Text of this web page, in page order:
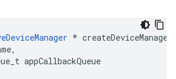
*
appCallbackQueue